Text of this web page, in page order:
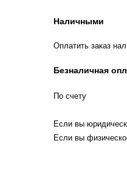
Наличными
Оплатить заказ
Безналичная
По счету
Если вы
Если вы